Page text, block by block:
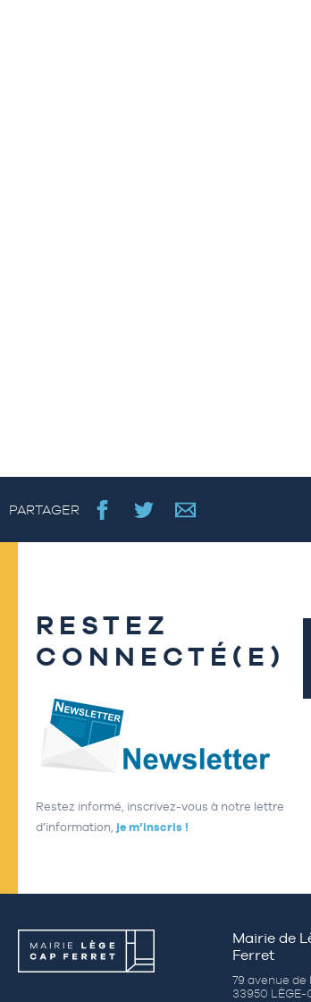
PARTAGER
RESTEZ
CONNECTÉ(E)
Restez informé, inscrivez-vous à notre lettre
d’information, je m’inscris !
Mairie de
Ferret
79 avenue de
33950 LÈGE-